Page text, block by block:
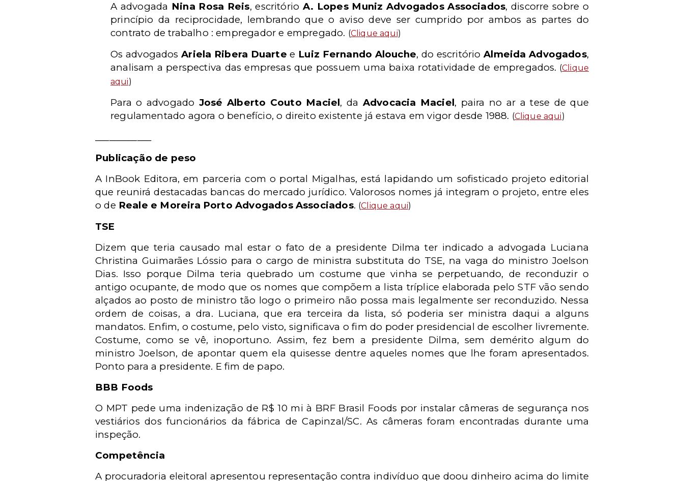
A advogada Nina Rosa Reis, escritório A. Lopes Muniz Advogados Associados, discorre sobre o
princípio da reciprocidade, lembrando que o aviso deve ser cumprido por ambos as partes do
contrato de trabalho : empregador e empregado. (Clique aqui)
Os advogadosAriela Ribera Duartee Luiz Fernando Alouche, do escritório Almeida Advogados,
analisam a perspectiva das empresas que possuem uma baixa rotatividade de empregados. (Clique
aqui)
Para o advogado José Alberto Couto Maciel, da Advocacia Maciel, paira no ar a tese de que
regulamentado agora o benefício, o direito existente já estava em vigor desde 1988. (Clique aqui)
Publicação de peso
A InBook Editora, em parceria com o portal Migalhas, está lapidando um sofisticado projeto editorial
que reunirá destacadas bancas do mercado jurídico. Valorosos nomes já integram o projeto, entre eles
o de Reale e Moreira Porto Advogados Associados. (Clique aqui)
TSE
Dizem que teria causado mal estar o fato de a presidente Dilma ter indicado a advogada Luciana
Christina Guimarães Lóssio para o cargo de ministra substituta do TSE, na vaga do ministro Joelson
Dias. Isso porque Dilma teria quebrado um costume que vinha se perpetuando, de reconduzir o
antigo ocupante, de modo que os nomes que compõem a lista tríplice elaborada pelo STF vão sendo
alçados ao posto de ministro tão logo o primeiro não possa mais legalmente ser reconduzido. Nessa
ordem de coisas, a dra. Luciana, que era terceira da lista, só poderia ser ministra daqui a alguns
mandatos. Enfim, o costume, pelo visto, significava o fim do poder presidencial de escolher livremente.
Costume, como se vê, inoportuno. Assim, fez bem a presidente Dilma, sem demérito algum do
ministro Joelson, de apontar quem ela quisesse dentre aqueles nomes que lhe foram apresentados.
Ponto para a presidente. E fim de papo.
BBB Foods
O MPT pede uma indenização de R$ 10 mi à BRF Brasil Foods por instalar câmeras de segurança nos
vestiários dos funcionários da fábrica de Capinzal/SC. As câmeras foram encontradas durante uma
inspeção.
Competência
A procuradoria eleitoral apresentou representação contra indivíduo que doou dinheiro acima do limite